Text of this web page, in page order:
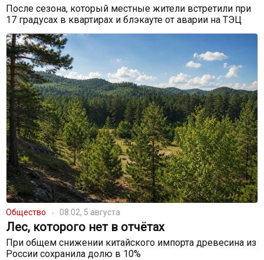
После сезона, который местные жители встретили при
17 градусах в квартирах и блэкауте от аварии на ТЭЦ
Общество 08:02, 5 августа
Лес, которого нет в отчётах
При общем снижении китайского импорта древесина из
России сохранила долю в 10%